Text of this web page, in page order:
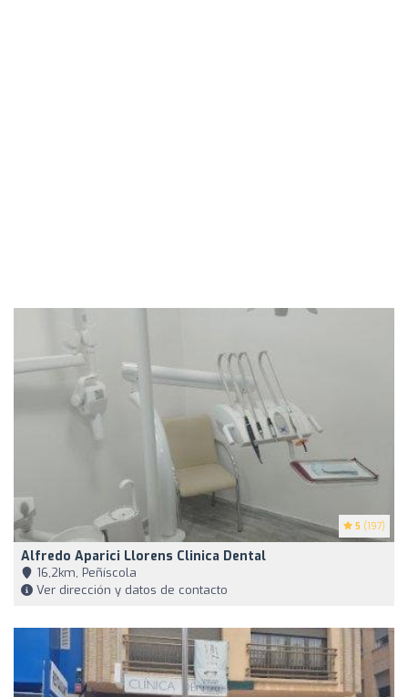
5 (197)
Alfredo Aparici Llorens Clinica Dental
16,2km, Peñíscola
Ver dirección y datos de contacto